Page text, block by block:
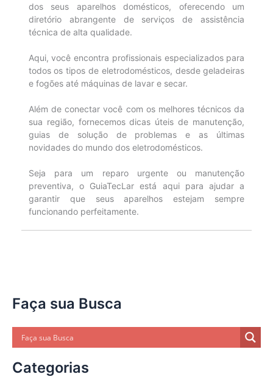
dos seus aparelhos domésticos, oferecendo um
diretório abrangente de serviços de assistência
técnica de alta qualidade.
Aqui, você encontra profissionais especializados para
todos os tipos de eletrodomésticos, desde geladeiras
e fogões até máquinas de lavar e secar.
Além de conectar você com os melhores técnicos da
sua região, fornecemos dicas úteis de manutenção,
guias de solução de problemas e as últimas
novidades do mundo dos eletrodomésticos.
Seja para um reparo urgente ou manutenção
preventiva, o GuiaTecLar está aqui para ajudar a
garantir que seus aparelhos estejam sempre
funcionando perfeitamente.
Faça sua Busca
Categorias